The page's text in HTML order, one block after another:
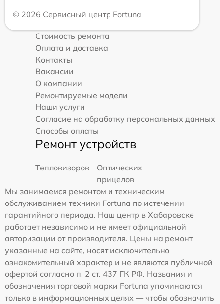
© 2026 Сервисный центр Fortuna
Стоимость ремонта
Оплата и доставка
Контакты
Вакансии
О компании
Ремонтируемые модели
Наши услуги
Согласие на обработку персональных данных
Способы оплаты
Ремонт устройств
Тепловизоров
Оптических
прицелов
Мы занимаемся ремонтом и техническим
обслуживанием техники Fortuna по истечении
гарантийного периода. Наш центр в Хабаровске
работает независимо и не имеет официальной
авторизации от производителя. Цены на ремонт,
указанные на сайте, носят исключительно
ознакомительный характер и не являются публичной
офертой согласно п. 2 ст. 437 ГК РФ. Названия и
обозначения торговой марки Fortuna упоминаются
только в информационных целях — чтобы обозначить